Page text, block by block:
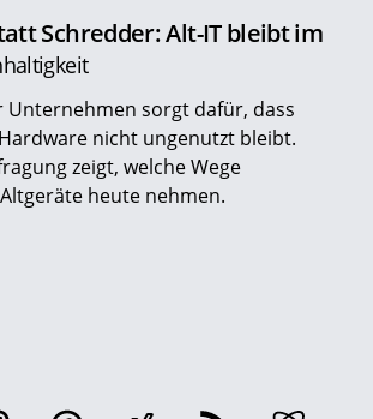
Schredder: Alt-IT bleibt im
Unternehmen sorgt dafür, dass
nicht ungenutzt bleibt.
zeigt, welche Wege
heute nehmen.